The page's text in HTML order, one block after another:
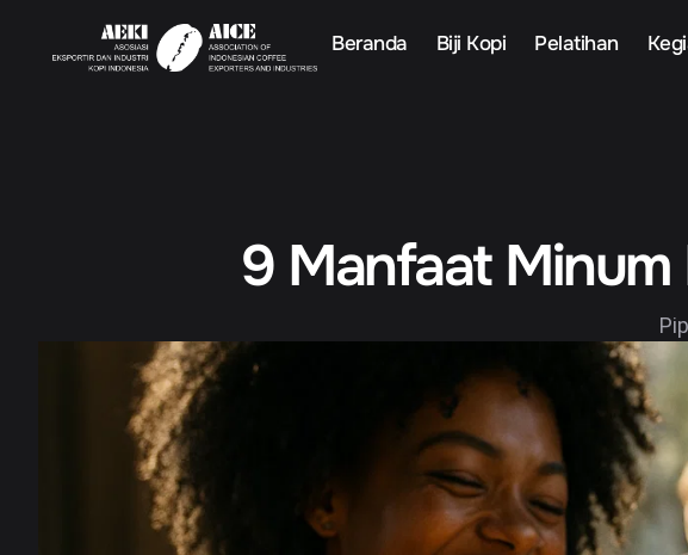
Beranda Biji Kopi Pelatihan
9 Manfaat